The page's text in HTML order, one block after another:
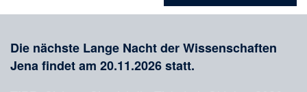
Die nächste Lange Nacht der Wissenschaften
Jena findet am 20.11.2026 statt.